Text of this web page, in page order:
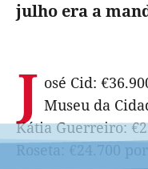
julho era a
J osé Cid:
Museu da
Kátia Guerreiro:
Roseta: €24.700